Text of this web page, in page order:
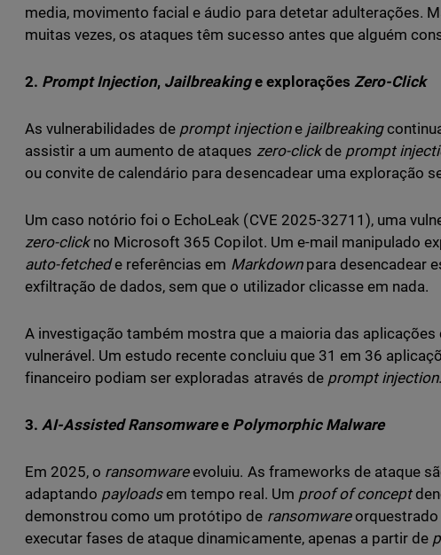
media, movimento facial e áudio para detetar adulterações.
muitas vezes, os ataques têm sucesso antes que alguém
2. Prompt Injection, Jailbreakinge explorações Zero-Click
As vulnerabilidades de prompt injectione jailbreaking
assistir a um aumento de ataques zero-clickde prompt
ou convite de calendário para desencadear uma exploração
Um caso notório foi o EchoLeak (CVE 2025-32711), uma
zero-clickno Microsoft 365 Copilot. Um e-mail manipulado
auto-fetchede referências em Markdownpara desencadear
exfiltração de dados, sem que o utilizador clicasse em nada.
A investigação também mostra que a maioria das
vulnerável. Um estudo recente concluiu que 31 em 36
financeiro podiam ser exploradas através de prompt injection.
3.AI-Assisted Ransomwaree Polymorphic Malware
Em 2025, o ransomwareevoluiu. As frameworks de ataque
adaptando payloadsem tempo real. Um proof of concept
demonstrou como um protótipo de ransomwareorquestrado
executar fases de ataque dinamicamente, apenas a partir de